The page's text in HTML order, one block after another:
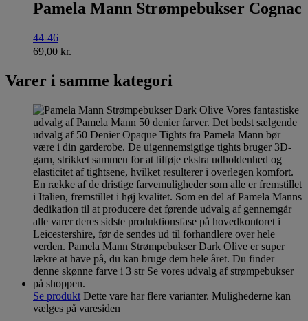
Pamela Mann Strømpebukser Cognac
44-46
69,00 kr.
Varer i samme kategori
Se produkt Dette vare har flere varianter. Mulighederne kan
vælges på varesiden